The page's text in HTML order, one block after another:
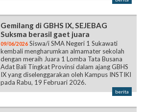
Gemilang di GBHS IX, SEJEBAG
Suksma berasil gaet juara
09/06/2026 Siswa/i SMA Negeri 1 Sukawati
kembali mengharumkan almamater sekolah
dengan meraih Juara 1 Lomba Tata Busana
Adat Bali Tingkat Provinsi dalam ajang GBHS
IX yang diselenggarakan oleh Kampus INSTIKI
pada Rabu, 19 Februari 2026.
berita